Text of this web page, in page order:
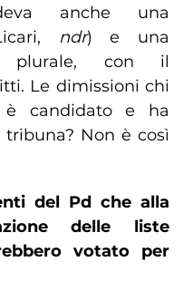
anche una
ndr) e una
plurale, con il
Le dimissioni chi
candidato e ha
Non è così
del Pd che alla
delle liste
votato per